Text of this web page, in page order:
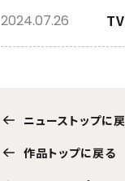
2024.07.26
ニューストップに
作品トップに戻る